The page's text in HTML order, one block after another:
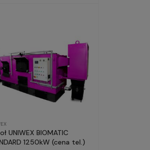
UNIWEX BIOMATIC
1250kW (cena tel.)